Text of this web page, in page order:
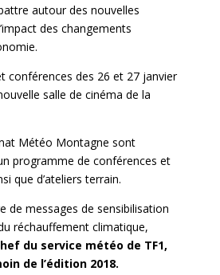
autour des nouvelles
des changements
conférences des 26 et 27 janvier
salle de cinéma de la
Météo Montagne sont
programme de conférences et
que d’ateliers terrain.
de messages de sensibilisation
réchauffement climatique,
du service météo de TF1,
de l’édition 2018.